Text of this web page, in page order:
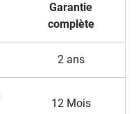
Garantie
complète
2 ans
12 Mois